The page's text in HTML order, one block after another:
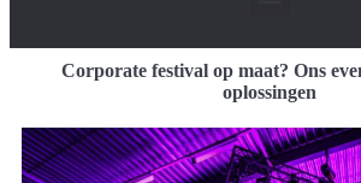
Corporate festival op maat? Ons
oplossingen